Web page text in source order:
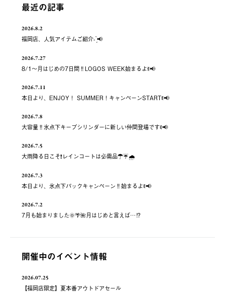
最近の記事
2026.8.2
福岡店、人気アイテムご紹介- ̗̀📢
2026.7.27
8/1～月はじめの7日間‼️LOGOS WEEK始まるよꉂ📢
2026.7.11
本日より、ENJOY！ SUMMER！キャンペーンSTARTꉂ📢
2026.7.8
大容量‼️氷点下キープシリンダーに新しい仲間登場ですꉂ📢
2026.7.5
大雨降る日こそ❗️レインコートは必需品☂️☔️🌧
2026.7.3
本日より、氷点下パックキャンペーン‼️始まるよꉂ📢
2026.7.2
7月も始まりました🌞🌴🌺月はじめと言えば…⁉️
開催中のイベント情報
2026.07.25
【福岡店限定】夏本番アウトドアセール